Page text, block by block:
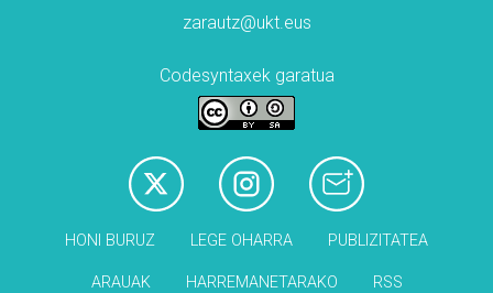
zarautz@ukt.eus
Codesyntaxek garatua
HONI BURUZ LEGE OHARRA PUBLIZITATEA
ARAUAK HARREMANETARAKO RSS